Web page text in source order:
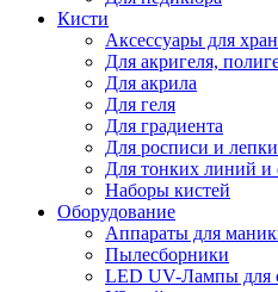
Кисти
Аксессуары для
Для акригеля,
Для акрила
Для геля
Для градиента
Для росписи и лепки
Для тонких линий и
Наборы кистей
Оборудование
Аппараты для
Пылесборники
LED UV-Лампы для